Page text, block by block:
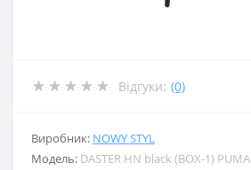
Відгуки: (0)
Виробник: NOWY STYL
Модель: DASTER HN black (BOX-1) PUMA